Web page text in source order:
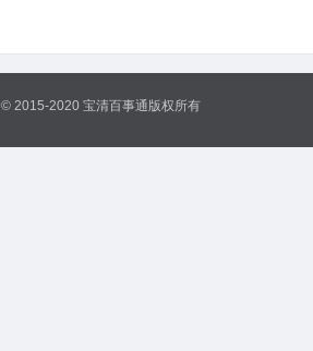
© 2015-2020 宝清百事通版权所有